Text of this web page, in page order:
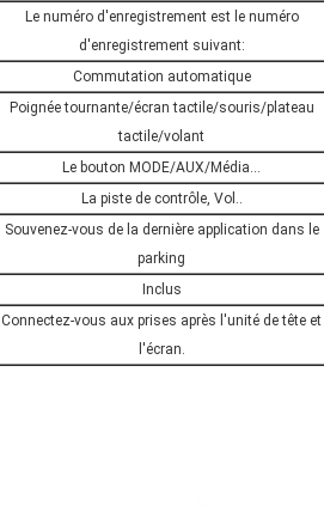
Le numéro d'enregistrement est le numéro
d'enregistrement suivant:
Commutation automatique
Poignée tournante/écran tactile/souris/plateau
tactile/volant
Le bouton MODE/AUX/Média...
La piste de contrôle, Vol..
Souvenez-vous de la dernière application dans le
parking
Inclus
Connectez-vous aux prises après l'unité de tête et
l'écran.